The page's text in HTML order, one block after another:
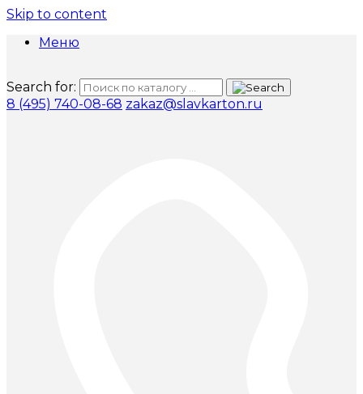
Skip to content
Меню
Search for:
8 (495) 740-08-68 zakaz@slavkarton.ru